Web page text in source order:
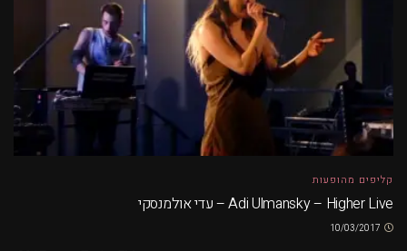
קליפים מהופעות
Adi Ulmansky – Higher Live – עדי אולמנסקי